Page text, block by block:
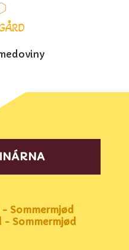
Sommermjød
- Sommermjød